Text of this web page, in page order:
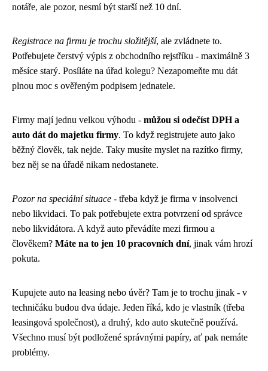
notáře, ale pozor, nesmí být starší než 10 dní.
Registrace na firmu je trochu složitější, ale zvládnete to.
Potřebujete čerstvý výpis z obchodního rejstříku - maximálně 3
měsíce starý. Posíláte na úřad kolegu? Nezapomeňte mu dát
plnou moc s ověřeným podpisem jednatele.
Firmy mají jednu velkou výhodu - můžou si odečíst DPH a
auto dát do majetku firmy. To když registrujete auto jako
běžný člověk, tak nejde. Taky musíte myslet na razítko firmy,
bez něj se na úřadě nikam nedostanete.
Pozor na speciální situace - třeba když je firma v insolvenci
nebo likvidaci. To pak potřebujete extra potvrzení od správce
nebo likvidátora. A když auto převádíte mezi firmou a
člověkem? Máte na to jen 10 pracovních dní, jinak vám hrozí
pokuta.
Kupujete auto na leasing nebo úvěr? Tam je to trochu jinak - v
techničáku budou dva údaje. Jeden říká, kdo je vlastník (třeba
leasingová společnost), a druhý, kdo auto skutečně používá.
Všechno musí být podložené správnými papíry, ať pak nemáte
problémy.